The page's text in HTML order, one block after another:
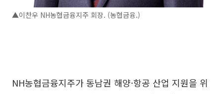
▲이찬우 NH농협금융지주 회장. (농협금융.)
NH농협금융지주가 동남권 해양·항공 산업 지원을 위